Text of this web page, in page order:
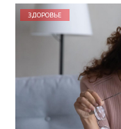
ЗДОРОВЬЕ